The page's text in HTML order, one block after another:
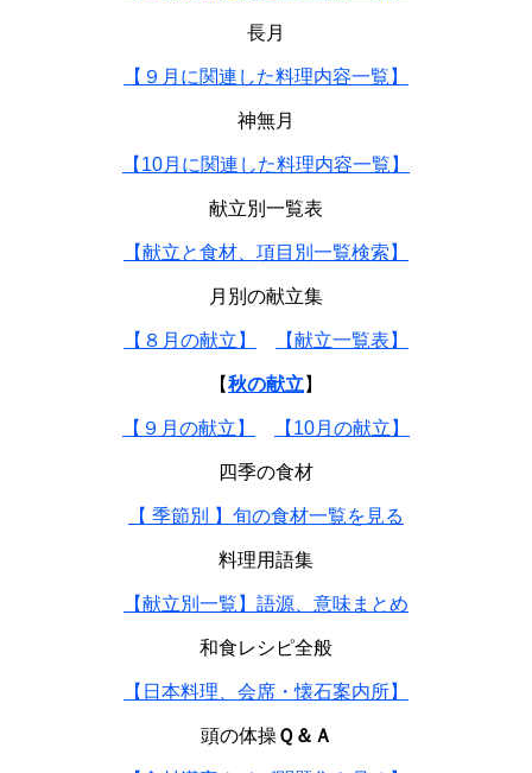
長月
【９月に関連した料理内容一覧】
神無月
【10月に関連した料理内容一覧】
献立別一覧表
【献立と食材、項目別一覧検索】
月別の献立集
【８月の献立】 【献立一覧表】
【秋の献立 】
【９月の献立】 【10月の献立】
四季の食材
【 季節別 】旬の食材一覧を見る
料理用語集
【献立別一覧】語源、意味まとめ
和食レシピ全般
【日本料理、会席・懐石案内所】
頭の体操Ｑ＆Ａ